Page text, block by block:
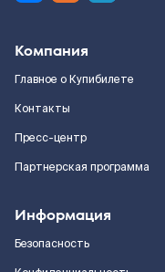
Компания
Главное о Купибилете
Контакты
Пресс-центр
Партнерская программа
Информация
Безопасность